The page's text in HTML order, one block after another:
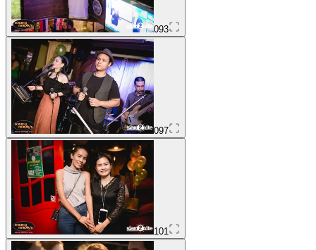
093
097
101